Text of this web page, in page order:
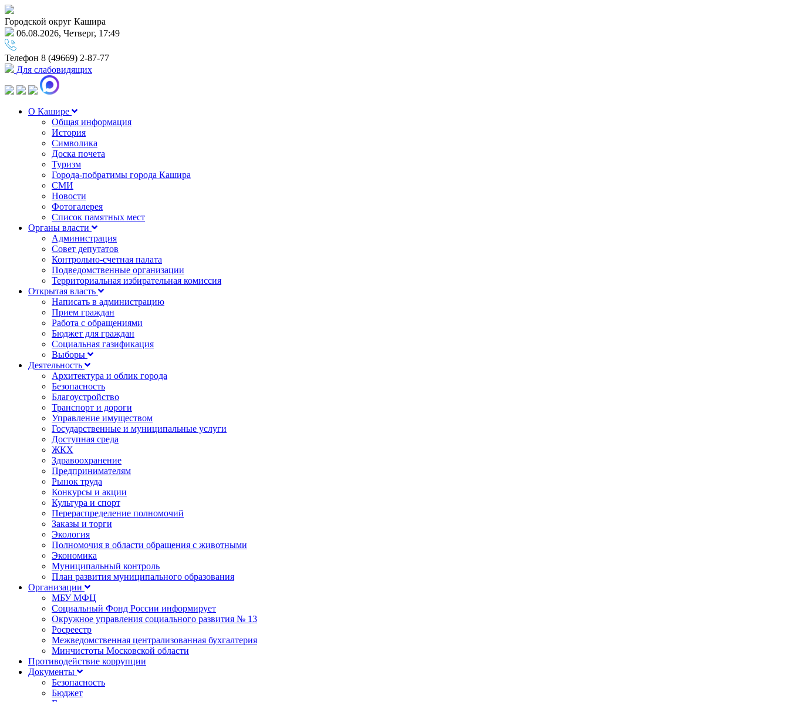
Городской округ Кашира
06.08.2026, Четверг, 17:49
Телефон 8 (49669) 2-87-77
Для слабовидящих
О Кашире
Общая информация
История
Символика
Доска почета
Туризм
Города-побратимы города Кашира
СМИ
Новости
Фотогалерея
Список памятных мест
Органы власти
Администрация
Совет депутатов
Контрольно-счетная палата
Подведомственные организации
Территориальная избирательная комиссия
Открытая власть
Написать в администрацию
Прием граждан
Работа с обращениями
Бюджет для граждан
Социальная газификация
Выборы
Деятельность
Архитектура и облик города
Безопасность
Благоустройство
Транспорт и дороги
Управление имуществом
Государственные и муниципальные услуги
Доступная среда
ЖКХ
Здравоохранение
Предпринимателям
Рынок труда
Конкурсы и акции
Культура и спорт
Перераспределение полномочий
Заказы и торги
Экология
Полномочия в области обращения с животными
Экономика
Муниципальный контроль
План развития муниципального образования
Организации
МБУ МФЦ
Социальный Фонд России информирует
Окружное управления социального развития № 13
Росреестр
Межведомственная централизованная бухгалтерия
Минчистоты Московской области
Противодействие коррупции
Документы
Безопасность
Бюджет